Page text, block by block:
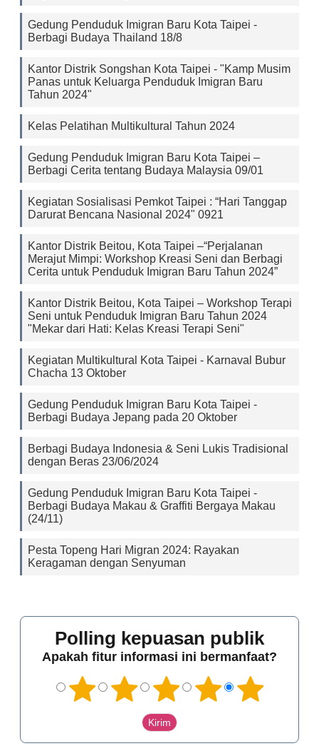
Gedung Penduduk Imigran Baru Kota Taipei -
Berbagi Budaya Thailand 18/8
Kantor Distrik Songshan Kota Taipei - "Kamp Musim
Panas untuk Keluarga Penduduk Imigran Baru
Tahun 2024"
Kelas Pelatihan Multikultural Tahun 2024
Gedung Penduduk Imigran Baru Kota Taipei –
Berbagi Cerita tentang Budaya Malaysia 09/01
Kegiatan Sosialisasi Pemkot Taipei : “Hari Tanggap
Darurat Bencana Nasional 2024" 0921
Kantor Distrik Beitou, Kota Taipei –“Perjalanan
Merajut Mimpi: Workshop Kreasi Seni dan Berbagi
Cerita untuk Penduduk Imigran Baru Tahun 2024”
Kantor Distrik Beitou, Kota Taipei – Workshop Terapi
Seni untuk Penduduk Imigran Baru Tahun 2024
"Mekar dari Hati: Kelas Kreasi Terapi Seni"
Kegiatan Multikultural Kota Taipei - Karnaval Bubur
Chacha 13 Oktober
Gedung Penduduk Imigran Baru Kota Taipei -
Berbagi Budaya Jepang pada 20 Oktober
Berbagi Budaya Indonesia & Seni Lukis Tradisional
dengan Beras 23/06/2024
Gedung Penduduk Imigran Baru Kota Taipei -
Berbagi Budaya Makau & Graffiti Bergaya Makau
(24/11)
Pesta Topeng Hari Migran 2024: Rayakan
Keragaman dengan Senyuman
Polling kepuasan publik
Apakah fitur informasi ini bermanfaat?